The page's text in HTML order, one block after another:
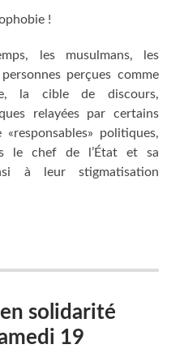
!
les musulmans, les
perçues comme
la cible de discours,
relayées par certains
politiques,
le chef de l’État et sa
à leur stigmatisation
solidarité
19